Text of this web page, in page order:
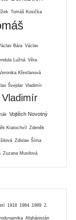
Tomáš Kosička
Bára Václav
Lužná Věra
Křesťanová
Švejdar Vladimír
Vladimír
Vojtěch Novotný
Kratochvíl Zdeněk
Zdislav Šíma
Zuzana Musilová
1918 1984 1989 2.
Afghánistán